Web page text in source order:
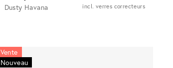
Dusty Havana
incl. verres correcteurs
Vente
Nouveau